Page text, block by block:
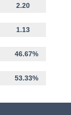
2.20
1.13
46.67%
53.33%